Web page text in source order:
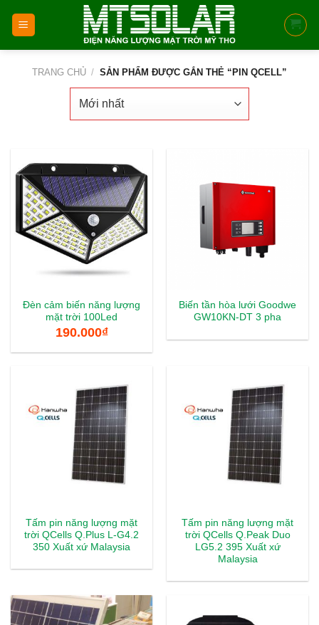
TRANG CHỦ / SẢN PHẨM ĐƯỢC GẮN THẺ “PIN QCELL”
Đèn cảm biến năng lượng
mặt trời 100Led
190.000₫
Biến tần hòa lưới Goodwe
GW10KN-DT 3 pha
Tấm pin năng lượng mặt
trời QCells Q.Plus L-G4.2
350 Xuất xứ Malaysia
Tấm pin năng lượng mặt
trời QCells Q.Peak Duo
LG5.2 395 Xuất xứ
Malaysia